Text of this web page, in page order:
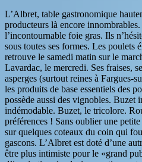
L’Albret, table gastronomique
producteurs là encore
l’incontournable foie gras. Ils
sous toutes ses formes. Les poulets
retrouve le samedi matin sur le
Lavardac, le mercredi. Ses fraises,
asperges (surtout reines à Fargues-
les produits de base essentiels des
possède aussi des vignobles. Buzet
indémodable. Buzet, le tricolore.
préférences ! Sans oublier une
sur quelques coteaux du coin qui
gascons. L’Albret est doté d’une
être plus intimiste pour le «grand